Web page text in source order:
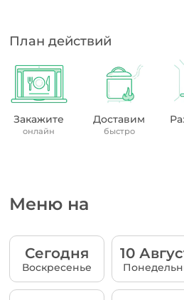
План действий
Закажите
онлайн
Доставим
быстро
Меню на
Сегодня
Воскресенье
10